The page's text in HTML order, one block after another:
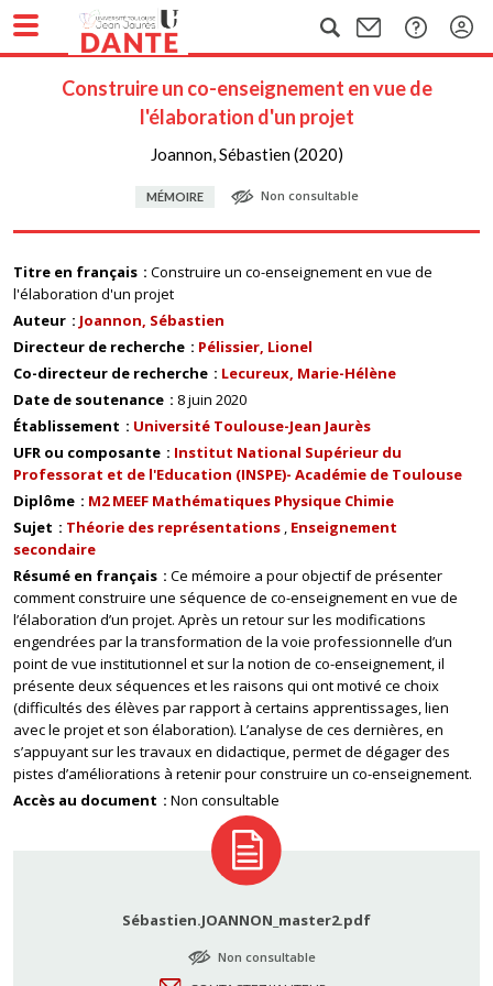
Construire un co-enseignement en vue de
l'élaboration d'un projet
Joannon, Sébastien (2020)
MÉMOIRE Non consultable
Titre en français
Construire un co-enseignement en vue de
l'élaboration d'un projet
Auteur
Joannon, Sébastien
Directeur de recherche
Pélissier, Lionel
Co-directeur de recherche
Lecureux, Marie-Hélène
Date de soutenance
8 juin 2020
Établissement
Université Toulouse-Jean Jaurès
UFR ou composante
Institut National Supérieur du
Professorat et de l'Education (INSPE)- Académie de Toulouse
Diplôme
M2 MEEF Mathématiques Physique Chimie
Sujet
Théorie des représentations Enseignement
secondaire
Résumé en français
Ce mémoire a pour objectif de présenter
comment construire une séquence de co-enseignement en vue de
l’élaboration d’un projet. Après un retour sur les modifications
engendrées par la transformation de la voie professionnelle d’un
point de vue institutionnel et sur la notion de co-enseignement, il
présente deux séquences et les raisons qui ont motivé ce choix
(difficultés des élèves par rapport à certains apprentissages, lien
avec le projet et son élaboration). L’analyse de ces dernières, en
s’appuyant sur les travaux en didactique, permet de dégager des
pistes d’améliorations à retenir pour construire un co-enseignement.
Accès au document
Non consultable
Sébastien.JOANNON_master2.pdf
Non consultable